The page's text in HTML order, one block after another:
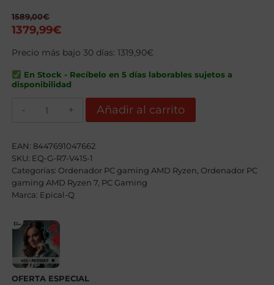
1589,00€
El
original
era:
1589,00€.
1379,99€
actual
es:
1379,99€.
Precio más bajo 30 días:1319,90€
En Stock - Recíbelo en 5 días laborables sujetos a
disponibilidad
Ryzen
7
5800X,
32GB,
1TB
SSD
NVME
RTX
5060
+
Windows
11
Pro
cantidad
Añadir al carrito
EAN:8447691047662
SKU: EQ-G-R7-V415-1
Categorías: Ordenador PC gaming AMD Ryzen Ordenador PC
gaming AMD Ryzen 7 PC Gaming
Marca: Epical-Q
OFERTA ESPECIAL